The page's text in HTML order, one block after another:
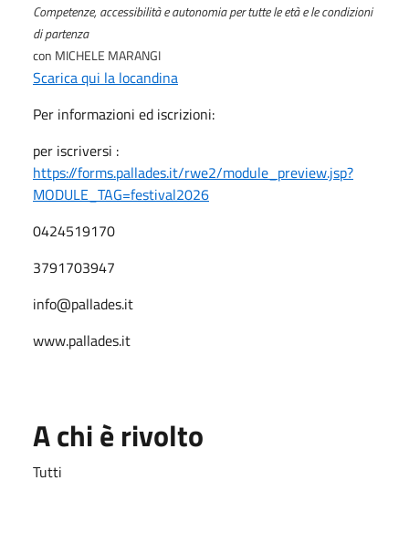
Competenze, accessibilità e autonomia per tutte le età e le condizioni
di partenza
con MICHELE MARANGI
Scarica qui la locandina
Per informazioni ed iscrizioni:
per iscriversi :
https://forms.pallades.it/rwe2/module_preview.jsp?
MODULE_TAG=festival2026
0424519170
3791703947
info@pallades.it
www.pallades.it
A chi è rivolto
Tutti